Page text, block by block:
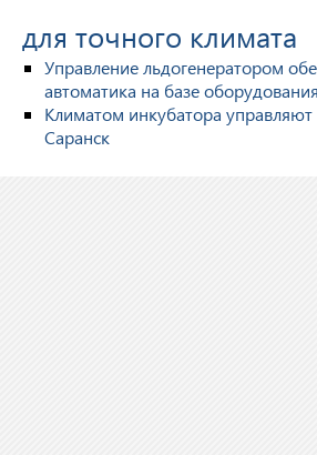
для точного климата
Управление льдогенератором
автоматика на базе
Климатом инкубатора
Саранск